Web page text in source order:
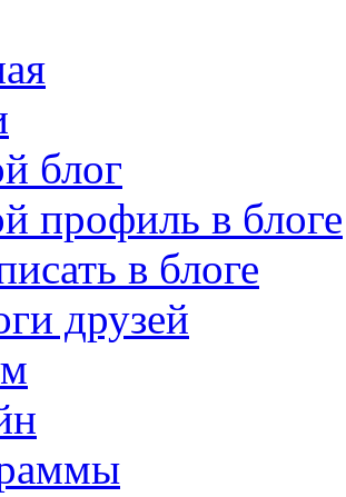
блог
профиль в блоге
в блоге
друзей